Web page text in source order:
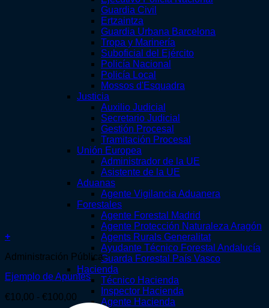
Guardia Civil
Ertzaintza
Guardia Urbana Barcelona
Tropa y Marinería
Suboficial del Ejército
Policía Nacional
Policía Local
Mossos d'Esquadra
Justicia
Auxilio Judicial
Secretario Judicial
Gestión Procesal
Tramitación Procesal
Unión Europea
Administrador de la UE
Asistente de la UE
Aduanas
Agente Vigilancia Aduanera
Forestales
Agente Forestal Madrid
Agente Protección Naturaleza Aragón
Agents Rurals Generalitat
Ayudante Técnico Forestal Andalucía
Guarda Forestal País Vasco
Hacienda
Técnico Hacienda
Inspector Hacienda
Agente Hacienda
+
producto
múltiples
Las
Administración Pública
Ejemplo de Apuntes
€10,00 - €100,00 Rango